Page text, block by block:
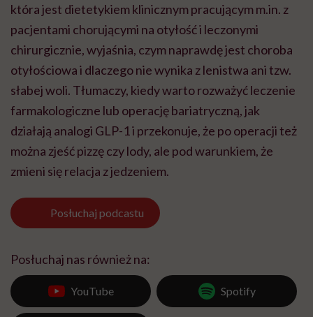
która jest dietetykiem klinicznym pracującym m.in. z
pacjentami chorującymi na otyłość i leczonymi
chirurgicznie, wyjaśnia, czym naprawdę jest choroba
otyłościowa i dlaczego nie wynika z lenistwa ani tzw.
słabej woli. Tłumaczy, kiedy warto rozważyć leczenie
farmakologiczne lub operację bariatryczną, jak
działają analogi GLP-1 i przekonuje, że po operacji też
można zjeść pizzę czy lody, ale pod warunkiem, że
zmieni się relacja z jedzeniem.
Posłuchaj podcastu
Posłuchaj nas również na:
YouTube Spotify